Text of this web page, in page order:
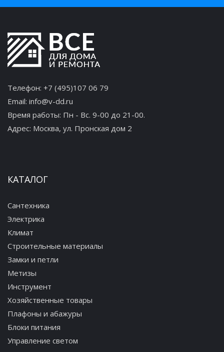
Телефон: +7 (495)107 06 79
Email: info@v-dd.ru
Время работы: Пн - Вс. 9-00 до 21-00.
Адрес: Москва, ул. Пронская дом 2
КАТАЛОГ
Сантехника
Электрика
Климат
Строительные материалы
Замки и петли
Метизы
Инструмент
Хозяйственные товары
Плафоны и абажуры
Блоки питания
Управление светом